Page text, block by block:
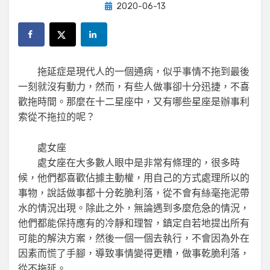
by小編
Posted
2020-06-13
拖延症是現代人的一個通病，似乎事情不拖到最後
一刻就沒有動力，然而，有些人做事卻十分迅捷，不喜
歡拖時間。那麼在十二星座中，又有哪些星座是辦事利
索從不拖拉的呢？
處女座
處女座在大多數人眼中是非常有條理的，很多時
候，他們都喜歡佔據主動權，用自己的方式處理所以的
事物，說話做事都十分乾脆利落，從不會有絲毫拖泥帶
水的情況出現。除此之外，無論遇到多麼危急的情況，
他們都能保持應有的冷靜和理智，鎮定自若地提出所有
可能的解決方案，然後一個一個去執行，不會因為外在
因素而慌了手腳，導致事情變得更糟，做事乾脆利落，